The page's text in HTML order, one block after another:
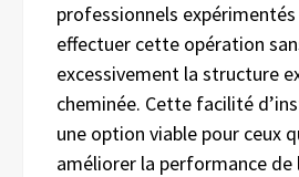
professionnels
effectuer cette opération
excessivement la structure
cheminée. Cette facilité
une option viable pour ceux
améliorer la performance de